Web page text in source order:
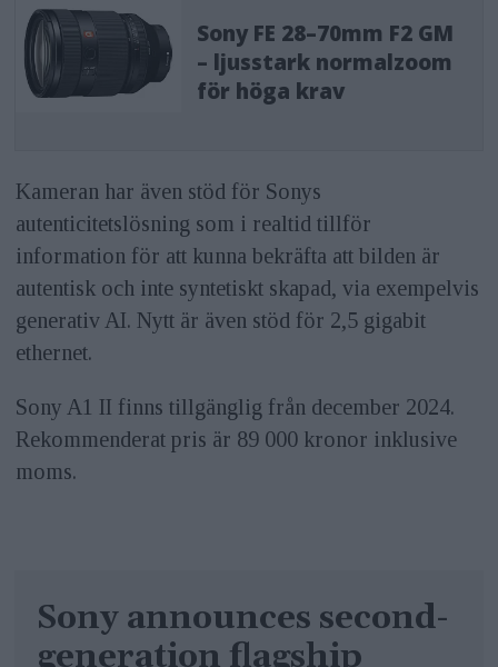
Sony FE 28–70mm F2 GM
– ljusstark normalzoom
för höga krav
Kameran har även stöd för Sonys
autenticitetslösning som i realtid tillför
information för att kunna bekräfta att bilden är
autentisk och inte syntetiskt skapad, via exempelvis
generativ AI. Nytt är även stöd för 2,5 gigabit
ethernet.
Sony A1 II finns tillgänglig från december 2024.
Rekommenderat pris är 89 000 kronor inklusive
moms.
Sony announces second-
generation flagship